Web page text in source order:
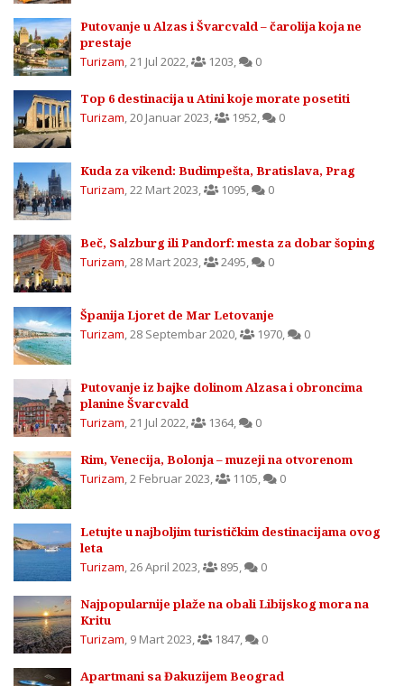
Putovanje u Alzas i Švarcvald – čarolija koja ne
prestaje
Turizam,21 Jul 2022, 1203, 0
Top 6 destinacija u Atini koje morate posetiti
Turizam,20 Januar 2023, 1952, 0
Kuda za vikend: Budimpešta, Bratislava, Prag
Turizam,22 Mart 2023, 1095, 0
Beč, Salzburg ili Pandorf: mesta za dobar šoping
Turizam,28 Mart 2023, 2495, 0
Španija Ljoret de Mar Letovanje
Turizam,28 Septembar 2020, 1970, 0
Putovanje iz bajke dolinom Alzasa i obroncima
planine Švarcvald
Turizam,21 Jul 2022, 1364, 0
Rim, Venecija, Bolonja – muzeji na otvorenom
Turizam,2 Februar 2023, 1105, 0
Letujte u najboljim turističkim destinacijama ovog
leta
Turizam,26 April 2023, 895, 0
Najpopularnije plaže na obali Libijskog mora na
Kritu
Turizam, 9 Mart 2023, 1847, 0
Apartmani sa Đakuzijem Beograd